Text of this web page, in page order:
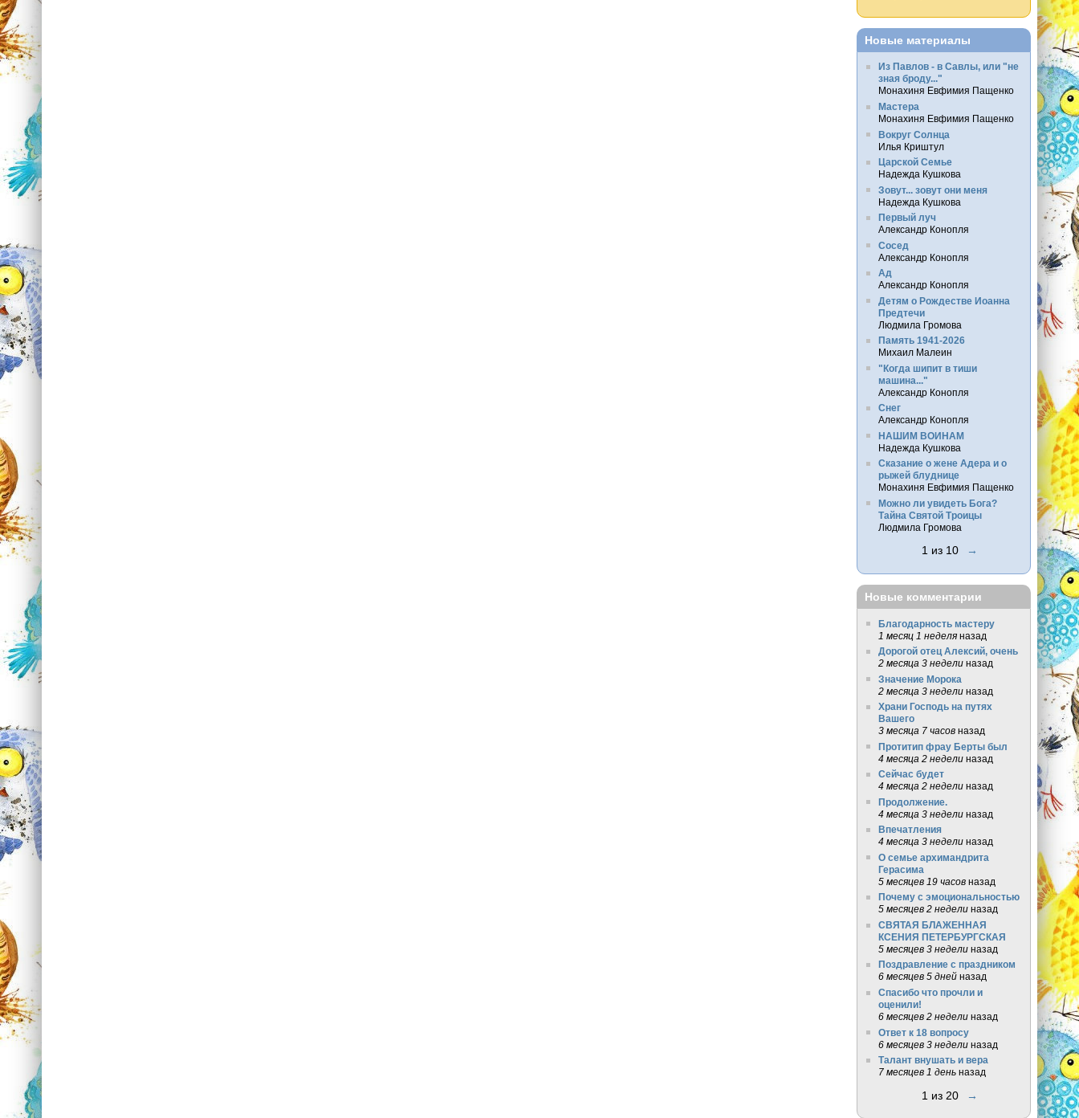
Новые материалы
Из Павлов - в Савлы, или "не
зная броду..."
Монахиня Евфимия Пащенко
Мастера
Монахиня Евфимия Пащенко
Вокруг Солнца
Илья Криштул
Царской Семье
Надежда Кушкова
Зовут... зовут они меня
Надежда Кушкова
Первый луч
Александр Конопля
Сосед
Александр Конопля
Ад
Александр Конопля
Детям о Рождестве Иоанна
Предтечи
Людмила Громова
Память 1941-2026
Михаил Малеин
"Когда шипит в тиши
машина..."
Александр Конопля
Снег
Александр Конопля
НАШИМ ВОИНАМ
Надежда Кушкова
Сказание о жене Адера и о
рыжей блуднице
Монахиня Евфимия Пащенко
Можно ли увидеть Бога?
Тайна Святой Троицы
Людмила Громова
1 из 10 →
Новые комментарии
Благодарность мастеру
1 месяц 1 неделяназад
Дорогой отец Алексий, очень
2 месяца 3 неделиназад
Значение Морока
2 месяца 3 неделиназад
Храни Господь на путях
Вашего
3 месяца 7 часовназад
Протитип фрау Берты был
4 месяца 2 неделиназад
Сейчас будет
4 месяца 2 неделиназад
Продолжение.
4 месяца 3 неделиназад
Впечатления
4 месяца 3 неделиназад
О семье архимандрита
Герасима
5 месяцев 19 часовназад
Почему с эмоциональностью
5 месяцев 2 неделиназад
СВЯТАЯ БЛАЖЕННАЯ
КСЕНИЯ ПЕТЕРБУРГСКАЯ
5 месяцев 3 неделиназад
Поздравление с праздником
6 месяцев 5 днейназад
Спасибо что прочли и
оценили!
6 месяцев 2 неделиназад
Ответ к 18 вопросу
6 месяцев 3 неделиназад
Талант внушать и вера
7 месяцев 1 деньназад
1 из 20 →